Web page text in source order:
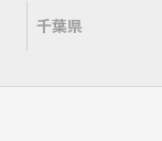
千葉県